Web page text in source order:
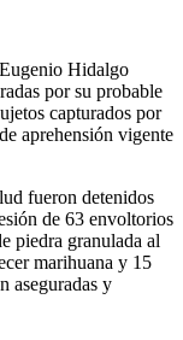
Hidalgo
por su probable
capturados por
aprehensión vigente
fueron detenidos
de 63 envoltorios
piedra granulada al
marihuana y 15
aseguradas y